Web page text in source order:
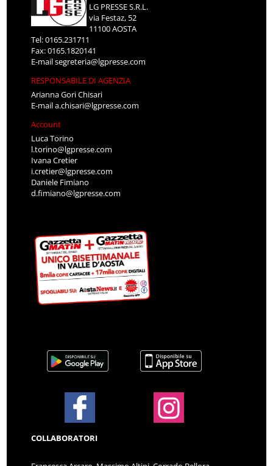
LG PRESSE S.R.L.
via Festaz, 52
11100 AOSTA
Tel: 0165.231711
Fax: 0165.1820141
E-mailsegreteria@lgpresse.com
RESPONSABILE DI AGENZIA
Arianna Gori Chisari
E-maila.chisari@lgpresse.com
Account
Luca Torino
l.torino@lgpresse.com
Ivana Cretier
i.cretier@lgpresse.com
Daniele Fimiano
d.fimiano@lgpresse.com
COLLABORATORI